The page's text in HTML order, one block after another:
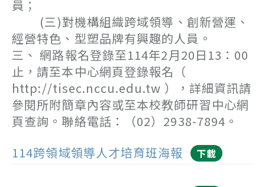
員；
(三)對機構組織跨域領導、創新營運、
經營特色、型塑品牌有興趣的人員。
三、 網路報名登錄至114年2月20日13：00
止，請至本中心網頁登錄報名（
http://tisec.nccu.edu.tw ），詳細資訊請
參閱所附簡章內容或至本校教師研習中心網
頁查詢。聯絡電話：（02）2938-7894。
114跨領域領導人才培育班海報
下載